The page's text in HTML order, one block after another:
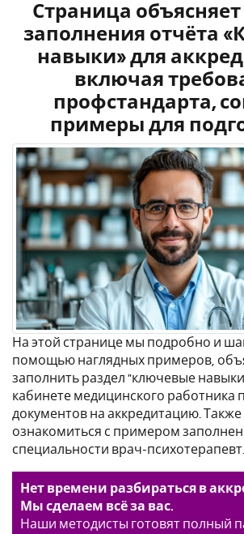
Страница
заполнения отчёта
навыки» для
включая
профстандарта,
примеры для
На этой странице мы подробно и
помощью наглядных примеров,
заполнить раздел "ключевые
кабинете медицинского работника
документов на аккредитацию.
ознакомиться с примером
специальности врач-психотерапевт.
Нет времени разбираться в
Мы сделаем всё за вас.
Наши методисты готовят полный